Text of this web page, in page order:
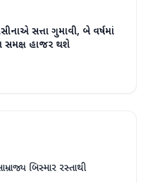
સત્તા ગુમાવી, બે વર્ષમાં
સમક્ષ હાજર થશે
બિસ્માર રસ્તાથી